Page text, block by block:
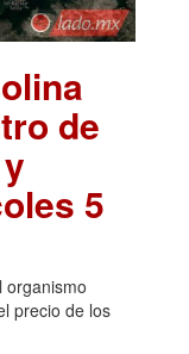
de
5
organismo
precio de los